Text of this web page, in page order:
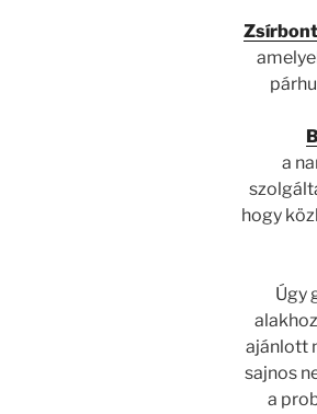
a
hogy
Úgy
ajánlott
sajnos
a